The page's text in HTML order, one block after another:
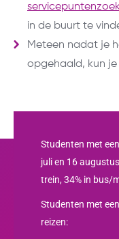
in de buurt te
Meteen nadat je
opgehaald, kun je
Studenten met
juli en 16
trein, 34% in
Studenten met
reizen: